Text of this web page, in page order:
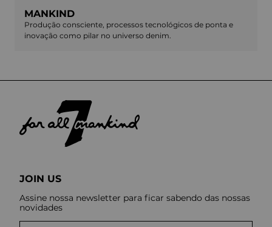
MANKIND
Produção consciente, processos tecnológicos de ponta e
inovação como pilar no universo denim.
JOIN US
Assine nossa newsletter para ficar sabendo das nossas
novidades